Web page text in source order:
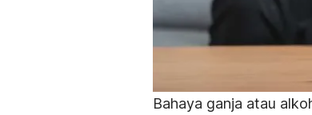
Bahaya ganja atau